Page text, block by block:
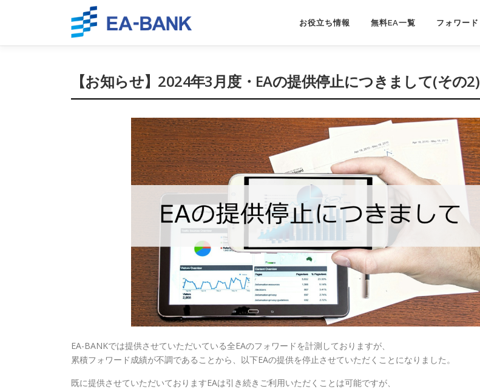
お役立ち情報 無料EA一覧 フォワード
【お知らせ】2024年3月度・EAの提供停止につきまして(その2)
EA-BANKでは提供させていただいている全EAのフォワードを計測しておりますが、
累積フォワード成績が不調であることから、以下EAの提供を停止させていただくことになりました。
既に提供させていただいておりますEAは引き続きご利用いただくことは可能ですが、